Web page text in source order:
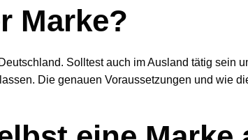
Marke?
Solltest auch im Ausland tätig sein
Die genauen Voraussetzungen und wie